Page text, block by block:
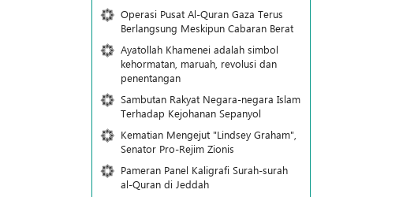
Operasi Pusat Al-Quran Gaza Terus
Berlangsung Meskipun Cabaran Berat
Ayatollah Khamenei adalah simbol
kehormatan, maruah, revolusi dan
penentangan
Sambutan Rakyat Negara-negara Islam
Terhadap Kejohanan Sepanyol
Kematian Mengejut "Lindsey Graham",
Senator Pro-Rejim Zionis
Pameran Panel Kaligrafi Surah-surah
al-Quran di Jeddah